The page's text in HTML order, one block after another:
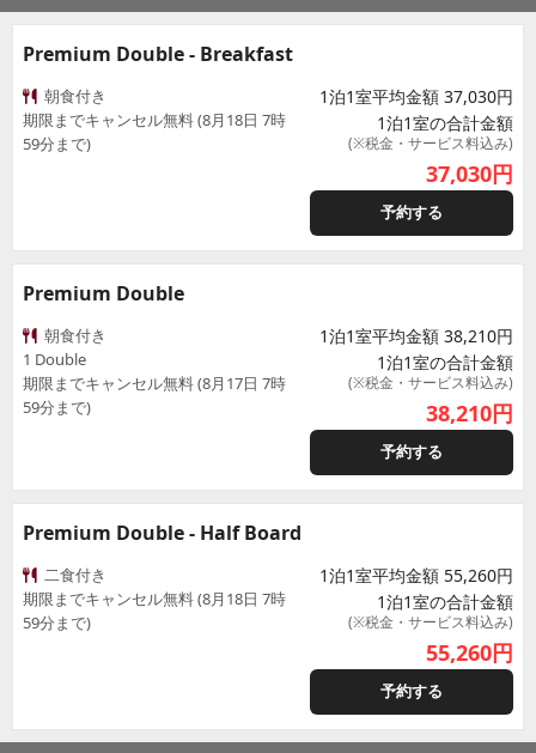
Premium Double - Breakfast
朝食付き
期限までキャンセル無料 (8月18日 7時
59分まで)
1泊1室平均金額 37,030円
1泊1室の合計金額
(※税金・サービス料込み)
37,030円
予約する
Premium Double
朝食付き
1 Double
期限までキャンセル無料 (8月17日 7時
59分まで)
1泊1室平均金額 38,210円
1泊1室の合計金額
(※税金・サービス料込み)
38,210円
予約する
Premium Double - Half Board
二食付き
期限までキャンセル無料 (8月18日 7時
59分まで)
1泊1室平均金額 55,260円
1泊1室の合計金額
(※税金・サービス料込み)
55,260円
予約する